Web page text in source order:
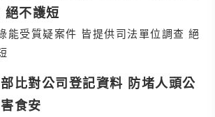
絕不護短
疑案件 皆提供司法單位調查 絕
比對公司登記資料 防堵人頭公
食安